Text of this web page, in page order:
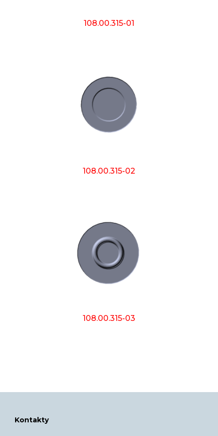
108.00.315-01
108.00.315-02
108.00.315-03
Kontakty